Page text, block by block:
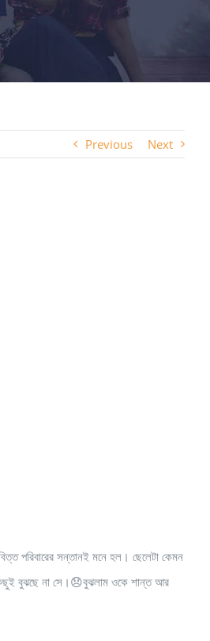
Previous Next
পরিবারের সন্তানই মনে হল। ছেলেটা কেমন
বুঝছে না সে।😞বুঝলাম ওকে শান্ত আর